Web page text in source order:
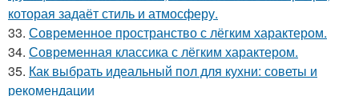
которая задаёт стиль и атмосферу.
33. Современное пространство с лёгким характером.
34. Современная классика с лёгким характером.
35. Как выбрать идеальный пол для кухни: советы и
рекомендации